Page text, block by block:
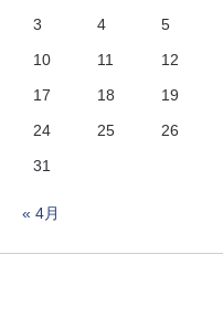
3
4 5
10
11 12
17
18 19
24
25 26
31
« 4月